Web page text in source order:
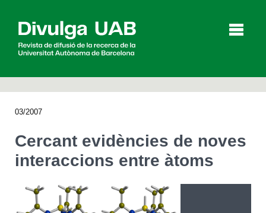
03/2007
Cercant evidències de noves
interaccions entre àtoms